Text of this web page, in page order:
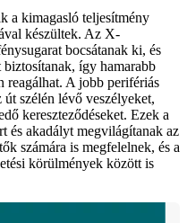
a kimagasló teljesítmény
készültek. Az X-
bocsátanak ki, és
így hamarabb
reagálhat. A jobb perifériás
szélén lévő veszélyeket,
kereszteződéseket. Ezek a
és akadályt megvilágítanak az
számára is megfelelnek, és a
körülmények között is